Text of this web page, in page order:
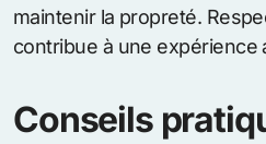
maintenir la propreté.
contribue à une expérience
Conseils